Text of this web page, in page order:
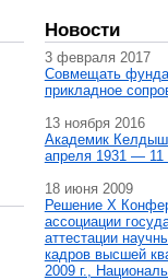
Новости
3 февраля 2017
Совмещать
прикладное
13 ноября 2016
Академик
апреля 1931 — 11
18 июня 2009
Решение X
ассоциации
аттестации
кадров высшей
2009 г.,